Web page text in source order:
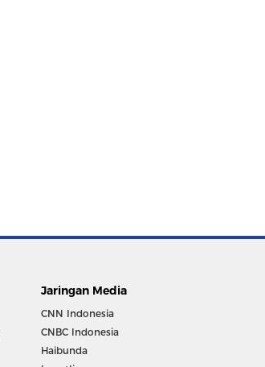
Jaringan Media
CNN Indonesia
CNBC Indonesia
Haibunda